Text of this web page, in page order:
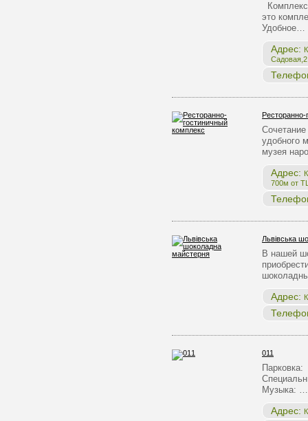
это
Удобное…
Адрес:
удобного
музея
Адрес:
700м от
Львівська
В нашей
Адрес:
011
Музыка: …
Адрес: